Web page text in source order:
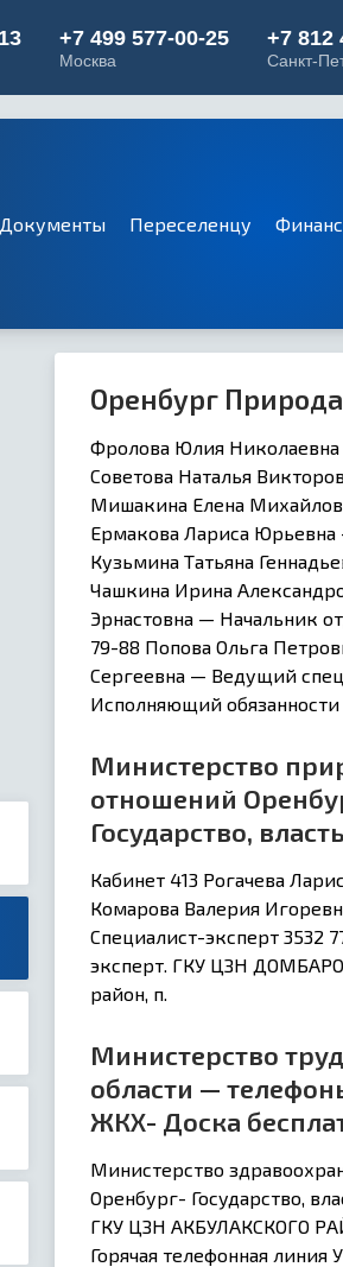
Документы Переселенцу
Оренбург
Фролова Юлия
Советова Наталья
Мишакина Елена
Ермакова Лариса Юрьевна
Кузьмина Татьяна
Чашкина Ирина
Эрнастовна — Начальник
79-88 Попова Ольга
Сергеевна — Ведущий
Исполняющий обязанности
Министерство
отношений
Государство,
Кабинет 413 Рогачева
Комарова Валерия
Специалист-эксперт 3532
эксперт. ГКУ ЦЗН
район, п.
Министерство
области —
ЖКХ- Доска
Министерство
Оренбург- Государство,
ГКУ ЦЗН АКБУЛАКСКОГО
Горячая телефонная линия